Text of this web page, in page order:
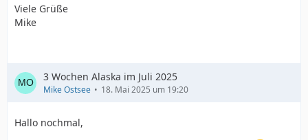
Viele Grüße
Mike
3 Wochen Alaska im Juli 2025
Mike Ostsee 18. Mai 2025 um 19:20
Hallo nochmal,